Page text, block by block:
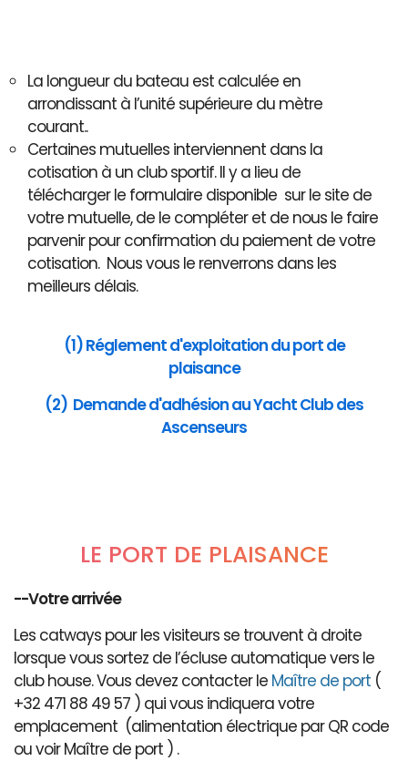
La longueur du bateau est calculée en
arrondissant à l’unité supérieure du mètre
courant..
Certaines mutuelles interviennent dans la
cotisation à un club sportif. Il y a lieu de
télécharger le formulaire disponible sur le site de
votre mutuelle, de le compléter et de nous le faire
parvenir pour confirmation du paiement de votre
cotisation. Nous vous le renverrons dans les
meilleurs délais.
(1) Réglement d'exploitation du port de
plaisance
(2) Demande d'adhésion au Yacht Club des
Ascenseurs
LE PORT DE PLAISANCE
--Votre arrivée
Les catways pour les visiteurs se trouvent à droite
lorsque vous sortez de l’écluse automatique vers le
club house. Vous devez contacter le Maître de port (
+32 471 88 49 57 ) qui vous indiquera votre
emplacement (alimentation électrique par QR code
ou voir Maître de port ) .